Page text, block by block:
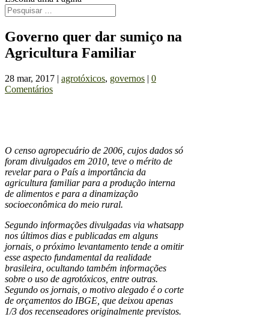
Governo quer dar sumiço na
Agricultura Familiar
28 mar, 2017 | agrotóxicos, governos | 0
Comentários
O censo agropecuário de 2006, cujos dados só
foram divulgados em 2010, teve o mérito de
revelar para o País a importância da
agricultura familiar para a produção interna
de alimentos e para a dinamização
socioeconômica do meio rural.
Segundo informações divulgadas via whatsapp
nos últimos dias e publicadas em alguns
jornais, o próximo levantamento tende a omitir
esse aspecto fundamental da realidade
brasileira, ocultando também informações
sobre o uso de agrotóxicos, entre outras.
Segundo os jornais, o motivo alegado é o corte
de orçamentos do IBGE, que deixou apenas
1/3 dos recenseadores originalmente previstos.